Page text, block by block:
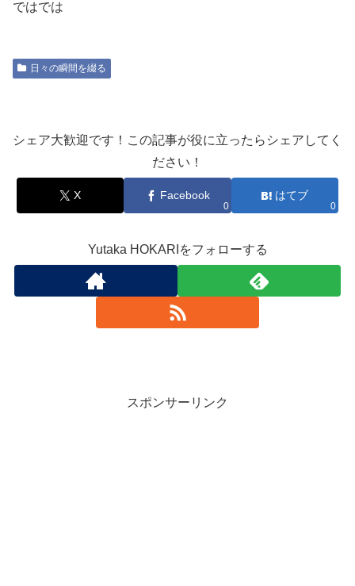
ではでは
日々の瞬間を綴る
シェア大歓迎です！この記事が役に立ったらシェアしてく
ださい！
X Facebook
0
はてブ
0
Yutaka HOKARIをフォローする
スポンサーリンク